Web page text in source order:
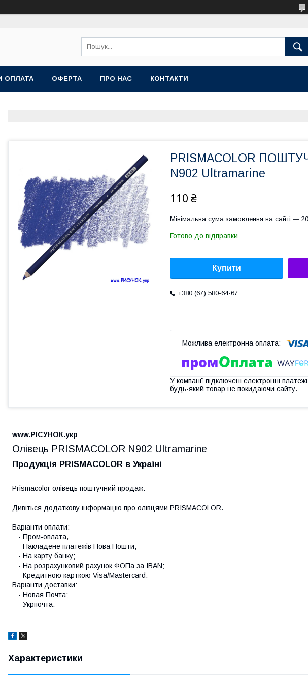
ОПЛАТА ОФЕРТА ПРО НАС КОНТАКТИ
PRISMACOLOR
N902 Ultramarine
110 ₴
Мінімальна сума замовлення на сайті —
Готово до відправки
Купити
+380 (67) 580-64-67
У компанії підключені електронні
будь-який товар не покидаючи сайту.
www.РІСУНОК.укр
Олівець PRISMACOLOR N902 Ultramarine
Продукція PRISMACOLOR в Україні
Prismacolor олівець поштучний продаж.
Дивіться додаткову інформацію про олівцями PRISMACOLOR.
Варіанти оплати:
- Пром-оплата,
- Накладене платежів Нова Пошти;
- На карту банку;
- На розрахунковий рахунок ФОПа за IBAN;
- Кредитною карткою Visa/Mastercard.
Варіанти доставки:
- Новая Почта;
- Укрпочта.
Характеристики